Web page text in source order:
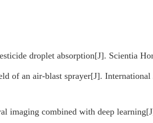
droplet absorption[J]. Scientia
of an air-blast sprayer[J].
imaging combined with deep